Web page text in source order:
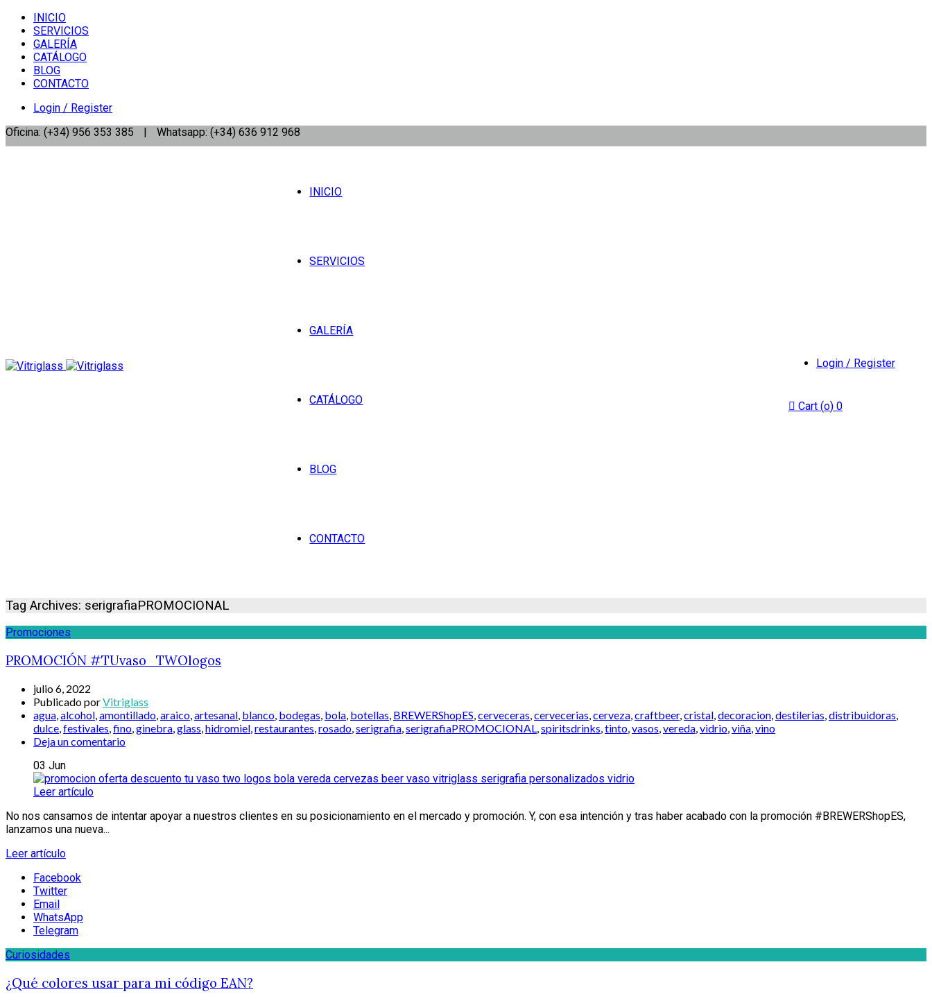
INICIO
SERVICIOS
GALERÍA
CATÁLOGO
BLOG
CONTACTO
Login / Register
Oficina: (+34) 956 353 385
| Whatsapp: (+34) 636 912 968
INICIO
SERVICIOS
GALERÍA
CATÁLOGO
BLOG
CONTACTO
Login / Register
Cart (o) 0
Tag Archives: serigrafiaPROMOCIONAL
Promociones
PROMOCIÓN #TUvaso_TWOlogos
julio 6, 2022
Publicado porVitriglass
agua,alcohol,amontillado,araico,artesanal, blanco, bodegas, bola, botellas, BREWERShopES,cerveceras,cervecerias,cerveza,craftbeer,cristal,decoracion,destilerias,distribuidoras,
dulce,festivales,fino,ginebra,glass,hidromiel,restaurantes,rosado,serigrafia,serigrafiaPROMOCIONAL,spiritsdrinks,tinto,vasos,vereda,vidrio,viña,vino
Deja un comentario
03 Jun
Leer artículo
No nos cansamos de intentar apoyar a nuestros clientes en su posicionamiento en el mercado y promoción. Y, con esa intención y tras haber acabado con la promoción #BREWERShopES,
lanzamos una nueva...
Leer artículo
Facebook
Twitter
Email
WhatsApp
Telegram
Curiosidades
¿Qué colores usar para mi código EAN?